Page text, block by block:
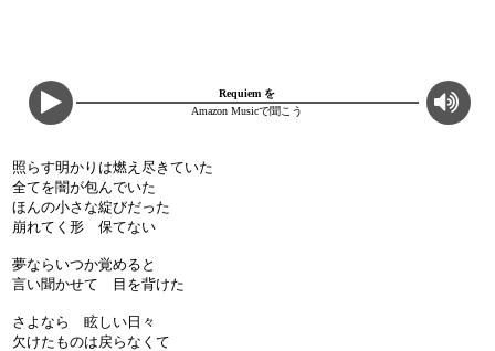
Requiem を
Amazon Musicで聞こう
照らす明かりは燃え尽きていた
全てを闇が包んでいた
ほんの小さな綻びだった
崩れてく形 保てない
夢ならいつか覚めると
言い聞かせて 目を背けた
さよなら 眩しい日々
欠けたものは戻らなくて